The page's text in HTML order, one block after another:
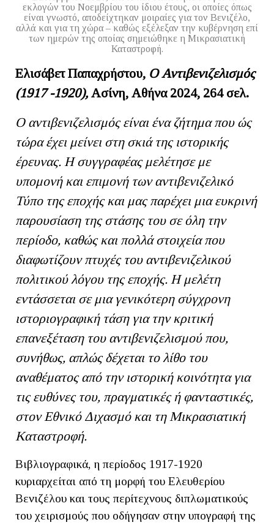
εκλογών του Νοεμβρίου του ίδιου έτους, οι οποίες όπως
είναι γνωστό, αποδείχτηκαν μοιραίες για τον Βενιζέλο,
αλλά και για τη χώρα – καθώς εξέλεξαν την κυβέρνηση επί
των ημερών της οποίας σημειώθηκε η Μικρασιατική
Καταστροφή.
Ελισάβετ Παπαχρήστου, Ο Αντιβενιζελισμός
(1917 -1920), Ασίνη, Αθήνα 2024, 264 σελ.
Ο αντιβενιζελισμός είναι ένα ζήτημα που ώς
τώρα έχει μείνει στη σκιά της ιστορικής
έρευνας. Η συγγραφέας μελέτησε με
υπομονή και επιμονή των αντιβενιζελικό
Τύπο της εποχής και μας παρέχει μια ευκρινή
παρουσίαση της στάσης του σε όλη την
περίοδο, καθώς και πολλά στοιχεία που
διαφωτίζουν πτυχές του αντιβενιζελικού
πολιτικού λόγου της εποχής. Η μελέτη
εντάσσεται σε μια γενικότερη σύγχρονη
ιστοριογραφική τάση για την κριτική
επανεξέταση του αντιβενιζελισμού που,
συνήθως, απλώς δέχεται το λίθο του
αναθέματος από την ιστορική κοινότητα για
τις ευθύνες του, πραγματικές ή φανταστικές,
στον Εθνικό Διχασμό και τη Μικρασιατική
Καταστροφή.
Βιβλιογραφικά, η περίοδος 1917-1920
κυριαρχείται από τη μορφή του Ελευθερίου
Βενιζέλου και τους περίτεχνους διπλωματικούς
του χειρισμούς που οδήγησαν στην υπογραφή της